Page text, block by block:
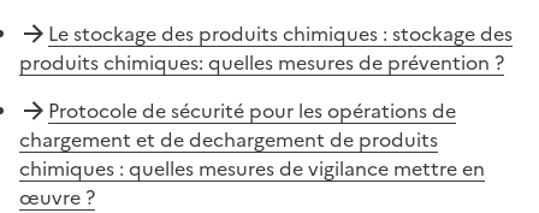
Le stockage des produits chimiques : stockage des
produits chimiques: quelles mesures de prévention ?
Protocole de sécurité pour les opérations de
chargement et de dechargement de produits
chimiques : quelles mesures de vigilance mettre en
œuvre ?